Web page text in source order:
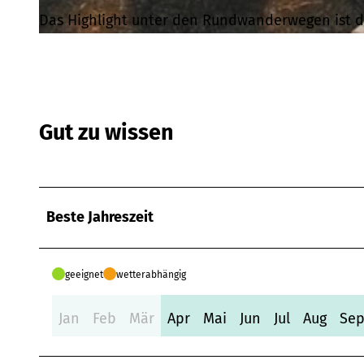
Das Highlight unter den Rundwanderwegen ist
Gut zu wissen
Beste Jahreszeit
geeignet wetterabhängig
Jan Feb Mär Apr Mai Jun Jul Aug Sep